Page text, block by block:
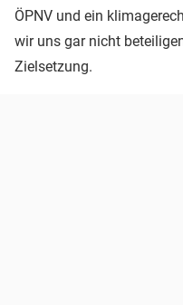
ÖPNV und ein
wir uns gar nicht
Zielsetzung.